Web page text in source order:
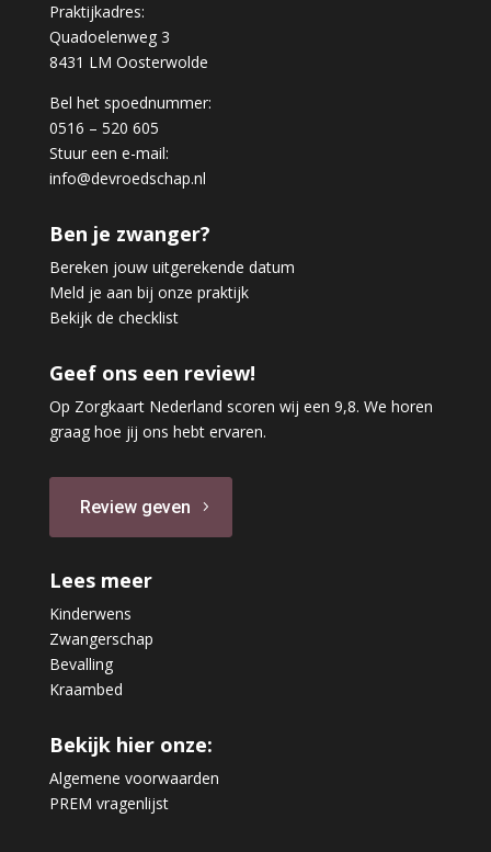
Praktijkadres:
Quadoelenweg 3
8431 LM Oosterwolde
Bel het spoednummer:
0516 – 520 605
Stuur een e-mail:
info@devroedschap.nl
Ben je zwanger?
Bereken jouw uitgerekende datum
Meld je aan bij onze praktijk
Bekijk de checklist
Geef ons een review!
Op Zorgkaart Nederland scoren wij een 9,8. We horen
graag hoe jij ons hebt ervaren.
Review geven
Lees meer
Kinderwens
Zwangerschap
Bevalling
Kraambed
Bekijk hier onze:
Algemene voorwaarden
PREM vragenlijst